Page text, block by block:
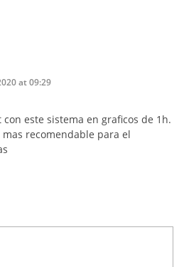
at 09:29
este sistema en graficos de 1h.
recomendable para el